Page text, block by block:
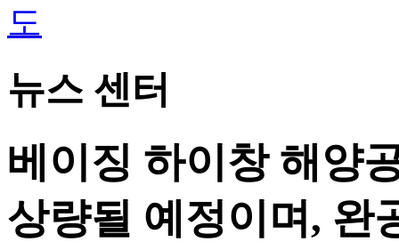
뉴스 센터
베이징 하이창 해양
상량될 예정이며, 완